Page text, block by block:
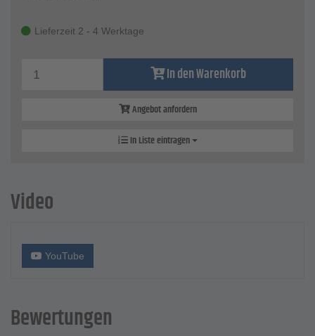
Lieferzeit 2 - 4 Werktage
In den Warenkorb
Angebot anfordern
In Liste eintragen
Video
YouTube
Bewertungen